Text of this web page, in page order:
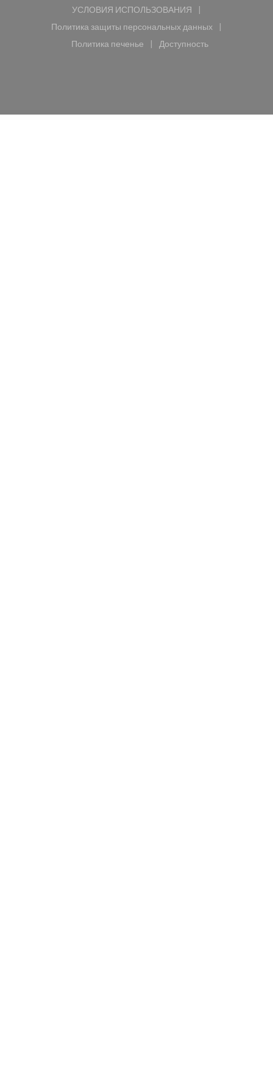
УСЛОВИЯ ИСПОЛЬЗОВАНИЯ
((открывается в новом окне))
Политика защиты персональных данных
((открывается в новом окне))
Политика печенье
((открывается в новом окне))
Доступность